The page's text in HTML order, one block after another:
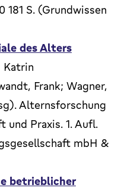
S. (Grundwissen
des Alters
Katrin
Frank; Wagner,
Alternsforschung
und Praxis. 1. Aufl.
mbH &
betrieblicher